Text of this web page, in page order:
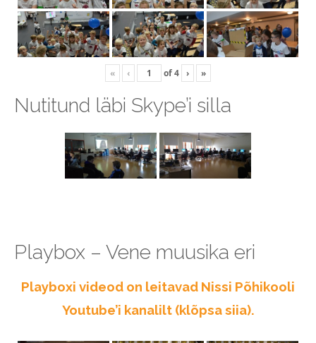
« ‹ of4 › »
Nutitund läbi Skype’i silla
Playbox – Vene muusika eri
Playboxi videod on leitavad Nissi Põhikooli
Youtube’i kanalilt (klõpsa siia).